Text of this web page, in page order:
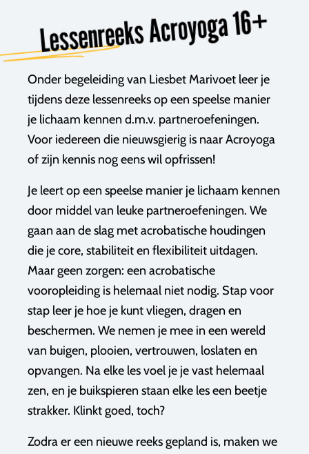
Lessenreeks Acroyoga 16+
Onder begeleiding van Liesbet Marivoet leer je
tijdens deze lessenreeks op een speelse manier
je lichaam kennen d.m.v. partneroefeningen.
Voor iedereen die nieuwsgierig is naar Acroyoga
of zijn kennis nog eens wil opfrissen!
Je leert op een speelse manier je lichaam kennen
door middel van leuke partneroefeningen. We
gaan aan de slag met acrobatische houdingen
die je core, stabiliteit en flexibiliteit uitdagen.
Maar geen zorgen: een acrobatische
vooropleiding is helemaal niet nodig. Stap voor
stap leer je hoe je kunt vliegen, dragen en
beschermen. We nemen je mee in een wereld
van buigen, plooien, vertrouwen, loslaten en
opvangen. Na elke les voel je je vast helemaal
zen, en je buikspieren staan elke les een beetje
strakker. Klinkt goed, toch?
Zodra er een nieuwe reeks gepland is, maken we